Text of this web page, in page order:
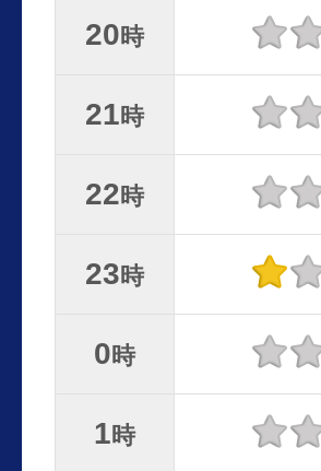
20時
21時
22時
23時
0時
1時